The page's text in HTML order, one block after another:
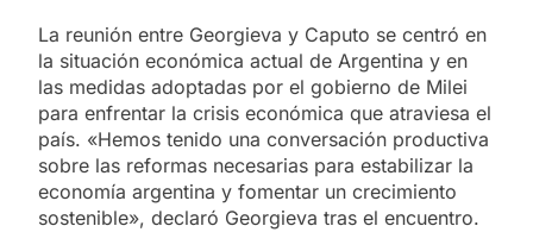
La reunión entre Georgieva y Caputo se centró en
la situación económica actual de Argentina y en
las medidas adoptadas por el gobierno de Milei
para enfrentar la crisis económica que atraviesa el
país. «Hemos tenido una conversación productiva
sobre las reformas necesarias para estabilizar la
economía argentina y fomentar un crecimiento
sostenible», declaró Georgieva tras el encuentro.